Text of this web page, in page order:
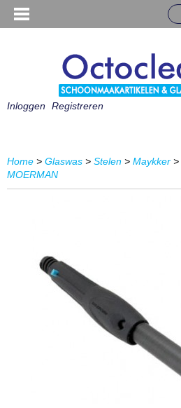
Inloggen Registreren
Home > Glaswas > Stelen > Maykker >
MOERMAN